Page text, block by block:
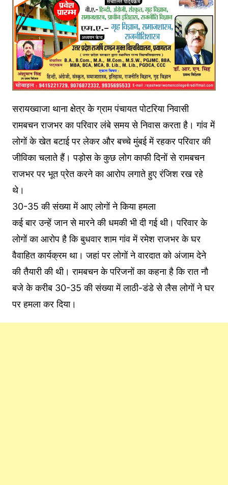
सरायख्वाजा थाना क्षेत्र के ग्राम पंचायत पोटरिया निवासी
रामबचन राजभर का परिवार लंबे समय से निवास करता है। गांव में
लोगों के खेत बटाई पर लेकर और बच्चे मुंबई में रहकर परिवार की
जीविका चलाते हैं। पड़ोस के कुछ लोग काफी दिनों से रामबचन
राजभर पर भूत प्रेत करने का आरोप लगाते हुए रंजिश रख रहे
थे।
30-35 की संख्या में आए लोगों ने किया हमला
कई बार उन्हें जान से मारने की धमकी भी दी गई थी। परिवार के
लोगों का आरोप है कि बुधवार शाम गांव में रमेश राजभर के घर
वैवाहित कार्यक्रम था। जहां पर लोगों ने वारदात को अंजाम देने
की तैयारी की थी। रामबचन के परिजनों का कहना है कि रात नौ
बजे के करीब 30-35 की संख्या में लाठी-डंडे से लैस लोगों ने घर
पर हमला कर दिया।